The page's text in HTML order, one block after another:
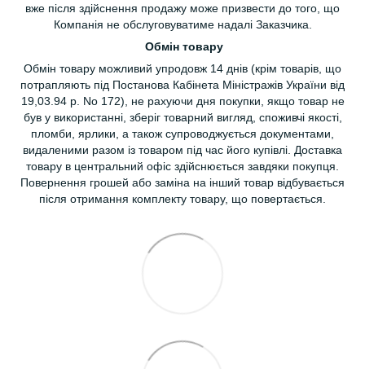
вже після здійснення продажу може призвести до того, що
Компанія не обслуговуватиме надалі Заказчика.
Обмін товару
Обмін товару можливий упродовж 14 днів (крім товарів, що
потрапляють під Постанова Кабінета Міністражів України від
19,03.94 р. No 172), не рахуючи дня покупки, якщо товар не
був у використанні, зберіг товарний вигляд, споживчі якості,
пломби, ярлики, а також супроводжується документами,
видаленими разом із товаром під час його купівлі. Доставка
товару в центральний офіс здійснюється завдяки покупця.
Повернення грошей або заміна на інший товар відбувається
після отримання комплекту товару, що повертається.